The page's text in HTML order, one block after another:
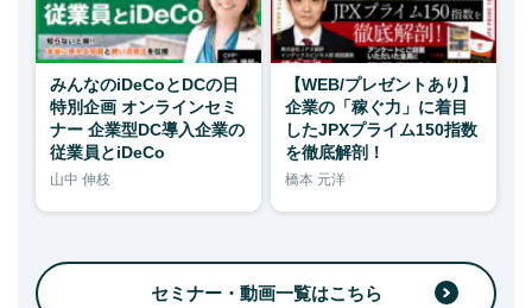
みんなのiDeCoとDCの日
特別企画 オンラインセミ
ナー 企業型DC導入企業の
従業員とiDeCo
山中 伸枝
【WEB/プレゼントあり】
企業の「稼ぐ力」に着目
したJPXプライム150指数
を徹底解剖！
橋本 元洋
セミナー・動画一覧はこちら